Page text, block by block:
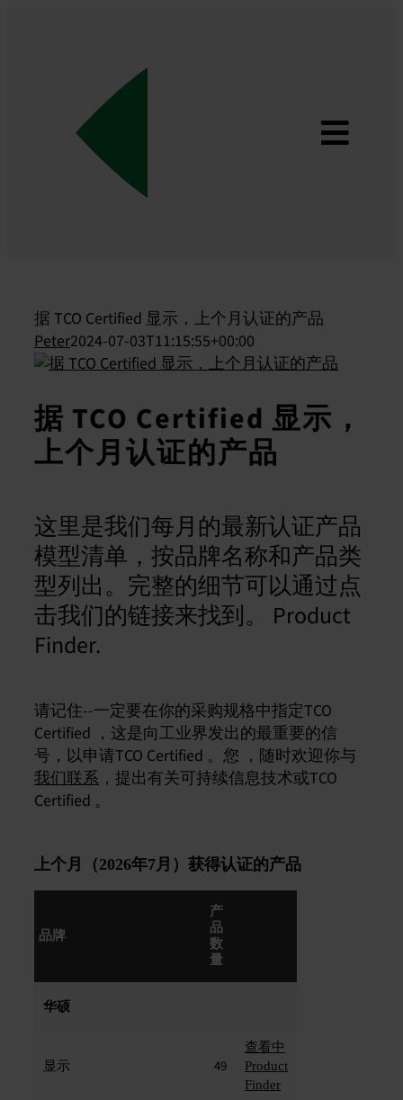
切
据 TCO Certified 显示，上个月认证的产品
Peter2024-07-03T11:15:55+00:00
据 TCO Certified 显示，
上个月认证的产品
这里是我们每月的最新认证产品
模型清单，按品牌名称和产品类
型列出。完整的细节可以通过点
击我们的链接来找到。 Product
Finder.
请记住--一定要在你的采购规格中指定TCO
Certified ，这是向工业界发出的最重要的信
号，以申请TCO Certified 。您 ，随时欢迎你与
我们联系，提出有关可持续信息技术或TCO
Certified 。
上个月（2026年7月）获得认证的产品
品牌
产
品
数
量
华硕
显示 49
查看中
Product
Finder